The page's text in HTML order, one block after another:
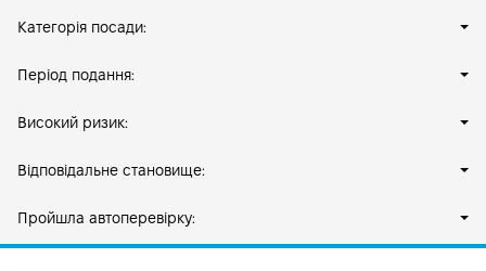
Категорія посади:
Період подання:
Високий ризик:
Відповідальне становище:
Пройшла автоперевірку: